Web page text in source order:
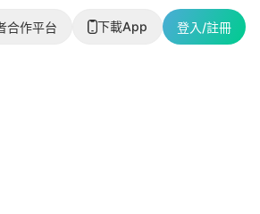
合作平台 下載App 登入/註冊